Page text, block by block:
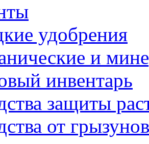
удобрения
и
инвентарь
защиты
от грызунов